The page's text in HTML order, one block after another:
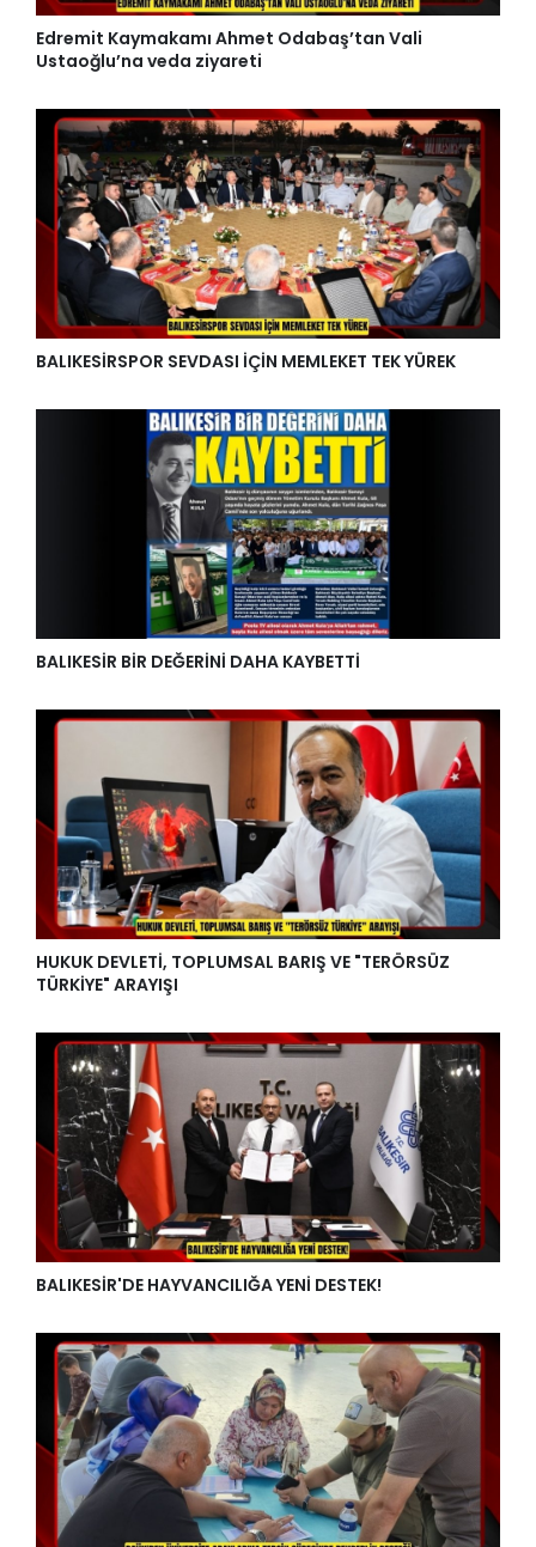
Edremit Kaymakamı Ahmet Odabaş’tan Vali
Ustaoğlu’na veda ziyareti
BALIKESİRSPOR SEVDASI İÇİN MEMLEKET TEK YÜREK
BALIKESİR BİR DEĞERİNİ DAHA KAYBETTİ
HUKUK DEVLETİ, TOPLUMSAL BARIŞ VE "TERÖRSÜZ
TÜRKİYE" ARAYIŞI
BALIKESİR'DE HAYVANCILIĞA YENİ DESTEK!